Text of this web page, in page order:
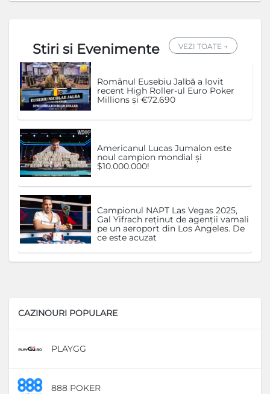
Stiri si Evenimente VEZI TOATE →
Românul Eusebiu Jalbă a lovit
recent High Roller-ul Euro Poker
Millions și €72.690
Americanul Lucas Jumalon este
noul campion mondial și
$10.000.000!
Campionul NAPT Las Vegas 2025,
Gal Yifrach reținut de agenții vamali
pe un aeroport din Los Angeles. De
ce este acuzat
CAZINOURI POPULARE
PLAYGG
888 POKER